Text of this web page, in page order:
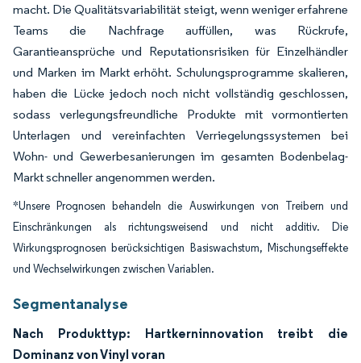
macht. Die Qualitätsvariabilität steigt, wenn weniger erfahrene
Teams die Nachfrage auffüllen, was Rückrufe,
Garantieansprüche und Reputationsrisiken für Einzelhändler
und Marken im Markt erhöht. Schulungsprogramme skalieren,
haben die Lücke jedoch noch nicht vollständig geschlossen,
sodass verlegungsfreundliche Produkte mit vormontierten
Unterlagen und vereinfachten Verriegelungssystemen bei
Wohn- und Gewerbesanierungen im gesamten Bodenbelag-
Markt schneller angenommen werden.
*Unsere Prognosen behandeln die Auswirkungen von Treibern und
Einschränkungen als richtungsweisend und nicht additiv. Die
Wirkungsprognosen berücksichtigen Basiswachstum, Mischungseffekte
und Wechselwirkungen zwischen Variablen.
Segmentanalyse
Nach Produkttyp: Hartkerninnovation treibt die
Dominanz von Vinyl voran